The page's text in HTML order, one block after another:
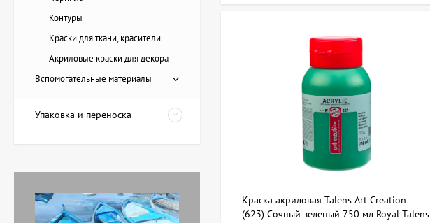
Краска акриловая Talens Art Creation
(623) Сочный зеленый 750 мл Royal Talens
Контуры
Краски для ткани, красители
Акриловые краски для декора
Вспомогательные материалы
Упаковка и переноска
Картина Пирс, художник
Лоза Наталья
11 238 UAH